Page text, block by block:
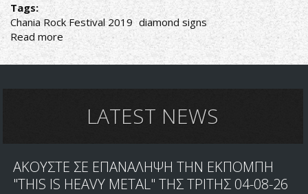
Tags:
Chania Rock Festival 2019 diamond signs
Read more about
CHANIA
ROCK
ΠΡΟΣΘΗΚΗ
LATEST NEWS
ΑΚΟΥΣΤΕ ΣΕ ΕΠΑΝΑΛΗΨΗ ΤΗΝ ΕΚΠΟΜΠΗ
"THIS IS HEAVY METAL" ΤΗΣ ΤΡΙΤΗΣ 04-08-26